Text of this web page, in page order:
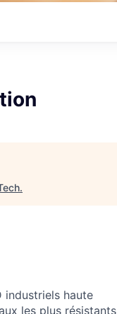
.
industriels haute
les plus résistants